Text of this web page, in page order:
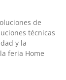
de
técnicas
y la
feria Home